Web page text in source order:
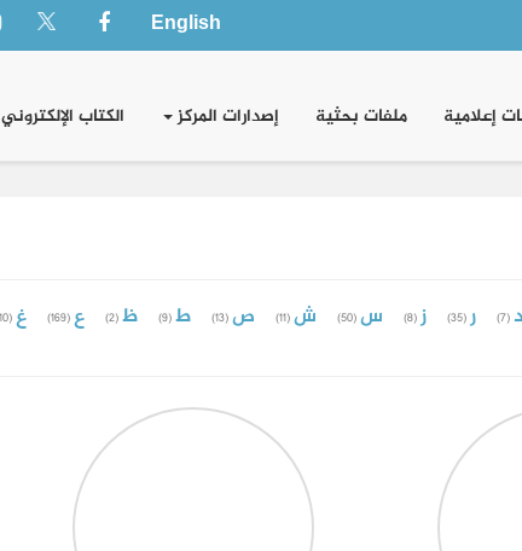
English
إعلامية ملفات بحثية إصدارات المركز الكتاب الإلكتروني
د(7) ر(35) ز(8) س(50) ش(11) ص(13) ط(9) ظ(2) ع(169) غ(10)